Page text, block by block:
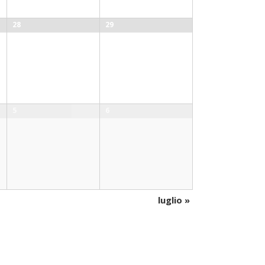
28 29
luglio »